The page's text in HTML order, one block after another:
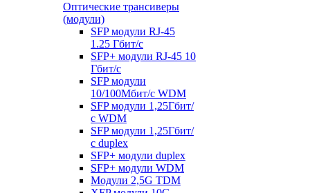
Оптические трансиверы
(модули)
SFP модули RJ-45
1.25 Гбит/c
SFP+ модули RJ-45 10
Гбит/c
SFP модули
10/100Мбит/с WDM
SFP модули 1,25Гбит/
с WDM
SFP модули 1,25Гбит/
с duplex
SFP+ модули duplex
SFP+ модули WDM
Модули 2,5G TDM